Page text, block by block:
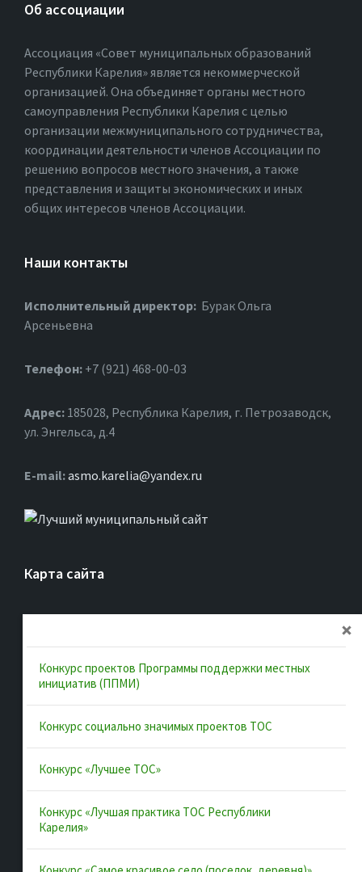
Об ассоциации
Ассоциация «Совет муниципальных образований
Республики Карелия» является некоммерческой
организацией. Она объединяет органы местного
самоуправления Республики Карелия с целью
организации межмуниципального сотрудничества,
координации деятельности членов Ассоциации по
решению вопросов местного значения, а также
представления и защиты экономических и иных
общих интересов членов Ассоциации.
Наши контакты
Исполнительный директор: Бурак Ольга
Арсеньевна
Телефон: +7 (921) 468-00-03
Адрес: 185028, Республика Карелия, г. Петрозаводск,
ул. Энгельса, д.4
Е-mail:asmo.karelia@yandex.ru
Карта сайта
Об ассоциации
Документы
Муниципальные образования
Конкурсы и лучшие практики
Контакты
Полезные ссылки
Интернет-портал Республики Карелия
Конкурс проектов Программы поддержки местных
инициатив (ППМИ)
Конкурс социально значимых проектов ТОС
Конкурс «Лучшее ТОС»
Конкурс «Лучшая практика ТОС Республики
Карелия»